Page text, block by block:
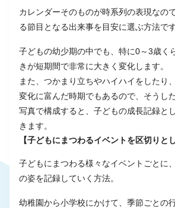
カレンダーそのものが時系列の表現なの
る節目となる出来事を目安に選ぶ方法です
子どもの幼少期の中でも、特に0～3歳く
きが短期間で非常に大きく変化します。
また、つかまり立ちやハイハイをしたり
変化に富んだ時期でもあるので、そうし
写真で構成すると、子どもの成長記録と
きます。
【子どもにまつわるイベントを区切りと
子どもにまつわる様々なイベントごとに
の姿を記録していく方法。
幼稚園から小学校にかけて、季節ごとの